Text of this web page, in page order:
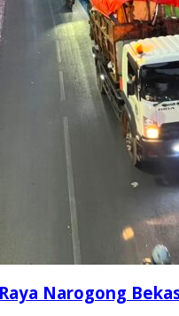
Narogong